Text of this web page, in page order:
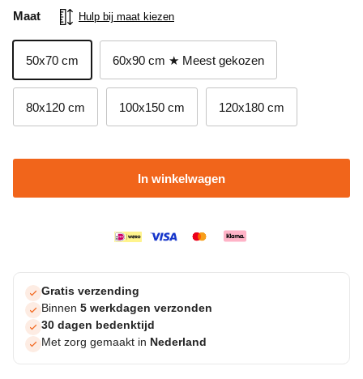
Maat Hulp bij maat kiezen
50x70 cm 60x90 cm ★ Meest gekozen
80x120 cm 100x150 cm 120x180 cm
In winkelwagen
Gratis verzending
Binnen 5 werkdagen verzonden
30 dagen bedenktijd
Met zorg gemaakt in Nederland